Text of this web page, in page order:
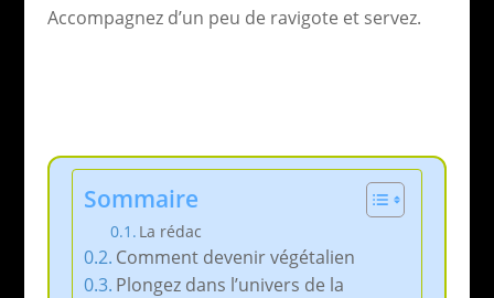
Accompagnez d’un peu de ravigote et servez.
Sommaire
La rédac
Comment devenir végétalien
Plongez dans l’univers de la